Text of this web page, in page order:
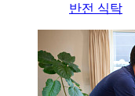
반전 식탁